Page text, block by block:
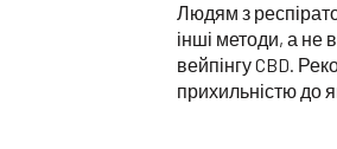
Людям з
інші методи, а не
вейпінгу CBD.
прихильністю до